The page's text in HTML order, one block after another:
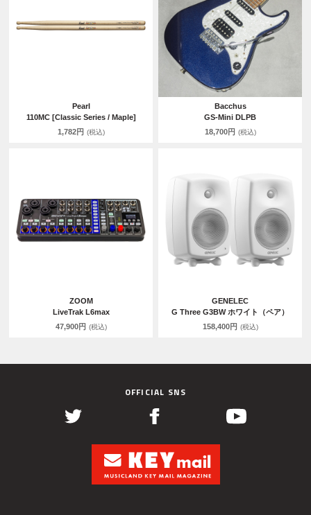
Pearl
110MC [Classic Series / Maple]
1,782円 (税込)
Bacchus
GS-Mini DLPB
18,700円 (税込)
ZOOM
LiveTrak L6max
47,900円 (税込)
GENELEC
G Three G3BW ホワイト（ペア）
158,400円 (税込)
OFFICIAL SNS